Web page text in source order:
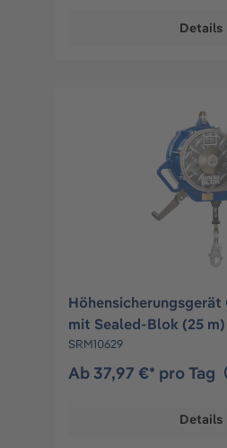
Details
mit Sealed-Blok (25 m)
SRM10629
Ab 37,97 €* pro Tag
Details